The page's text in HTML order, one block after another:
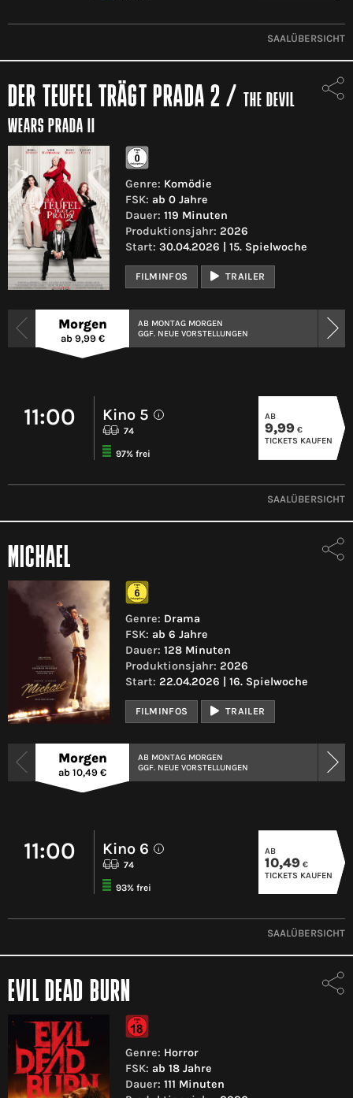
SAALÜBERSICHT
DER TEUFEL TRÄGT PRADA 2 / THE DEVIL
WEARS PRADA II
Genre: Komödie
FSK: ab 0 Jahre
Dauer: 119 Minuten
Produktionsjahr: 2026
Start: 30.04.2026 | 15. Spielwoche
FILMINFOS TRAILER
Morgen
ab 9,99 €
AB MONTAG MORGEN
GGF. NEUE VORSTELLUNGEN
11:00 Kino 5 i
74
97% frei
AB
9,99 €
TICKETS KAUFEN
SAALÜBERSICHT
MICHAEL
Genre: Drama
FSK: ab 6 Jahre
Dauer: 128 Minuten
Produktionsjahr: 2026
Start: 22.04.2026 | 16. Spielwoche
FILMINFOS TRAILER
Morgen
ab 10,49 €
AB MONTAG MORGEN
GGF. NEUE VORSTELLUNGEN
11:00 Kino 6 i
74
93% frei
AB
10,49 €
TICKETS KAUFEN
SAALÜBERSICHT
EVIL DEAD BURN
Genre: Horror
FSK: ab 18 Jahre
Dauer: 111 Minuten